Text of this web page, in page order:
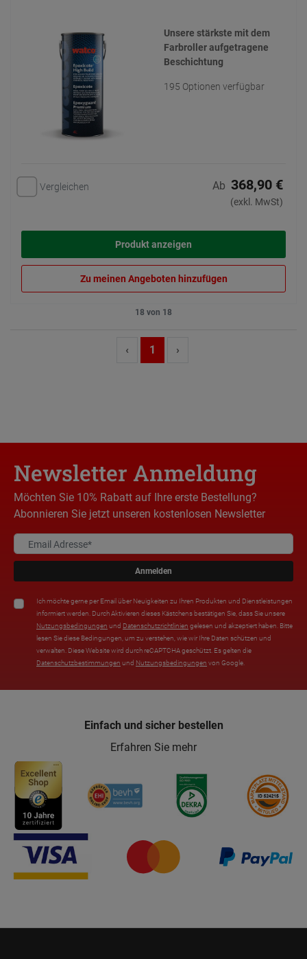
Unsere stärkste mit dem
Farbroller aufgetragene
Beschichtung
195 Optionen verfügbar
Vergleichen Ab 368,90 €
(exkl. MwSt)
Produkt anzeigen
Zu meinen Angeboten hinzufügen
18 von 18
‹ 1 ›
Newsletter Anmeldung
Möchten Sie 10% Rabatt auf Ihre erste Bestellung?
Abonnieren Sie jetzt unseren kostenlosen Newsletter
Anmelden
Ich möchte gerne per Email über Neuigkeiten zu Ihren Produkten und Dienstleistungen
informiert werden. Durch Aktivieren dieses Kästchens bestätigen Sie, dass Sie unsere
Nutzungsbedingungen und Datenschutzrichtlinien gelesen und akzeptiert haben. Bitte
lesen Sie diese Bedingungen, um zu verstehen, wie wir Ihre Daten schützen und
verwalten. Diese Website wird durch reCAPTCHA geschützt. Es gelten die
Datenschutzbestimmungen und Nutzungsbedingungen von Google.
Einfach und sicher bestellen
Erfahren Sie mehr